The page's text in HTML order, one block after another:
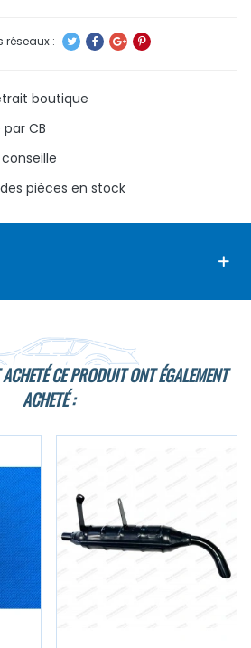
boutique
CB
pièces en stock
CE PRODUIT ONT ÉGALEMENT
ACHETÉ :